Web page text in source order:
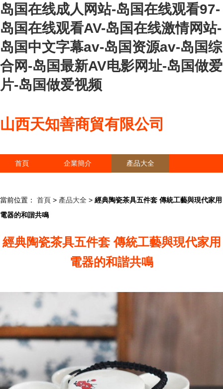
岛国在线成人网站-岛国在线观看97-
岛国在线观看AV-岛国在线激情网站-
岛国中文字幕av-岛国资源av-岛国综
合网-岛国最新AV电影网址-岛国做爱
片-岛国做爱视频
山西天知善商貿有限公司
首頁 企業簡介 產品大全
當前位置： 首頁 > 產品大全 > 經典陶瓷茶具五件套 傳統工藝與現代家用
電器的和諧共鳴
經典陶瓷茶具五件套 傳統工藝與現代家用
電器的和諧共鳴